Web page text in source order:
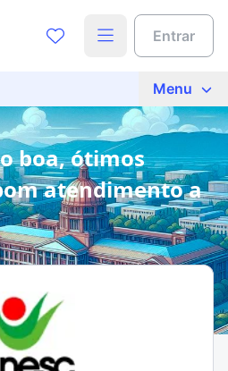
Entrar
Menu
boa, ótimos
atendimento a